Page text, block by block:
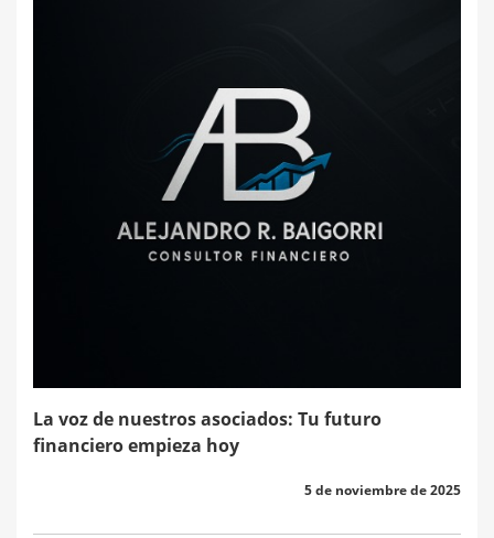
La voz de nuestros asociados: Tu futuro
financiero empieza hoy
5 de noviembre de 2025